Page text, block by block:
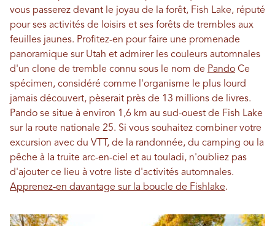
vous passerez devant le joyau de la forêt, Fish Lake, réputé
pour ses activités de loisirs et ses forêts de trembles aux
feuilles jaunes. Profitez-en pour faire une promenade
panoramique sur Utah et admirer les couleurs automnales
d'un clone de tremble connu sous le nom de Pando Ce
spécimen, considéré comme l'organisme le plus lourd
jamais découvert, pèserait près de 13 millions de livres.
Pando se situe à environ 1,6 km au sud-ouest de Fish Lake
sur la route nationale 25. Si vous souhaitez combiner votre
excursion avec du VTT, de la randonnée, du camping ou la
pêche à la truite arc-en-ciel et au touladi, n'oubliez pas
d'ajouter ce lieu à votre liste d'activités automnales.
Apprenez-en davantage sur la boucle de Fishlake.